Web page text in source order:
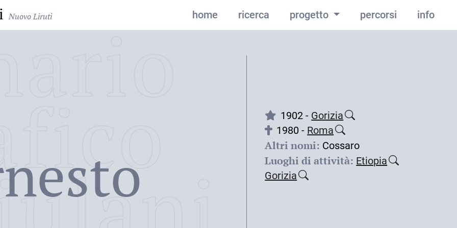
Nuovo Liruti home ricerca progetto percorsi info
1902 - Gorizia
1980 - Roma
Altri nomi: Cossaro
Luoghi di attività: Etiopia
Gorizia